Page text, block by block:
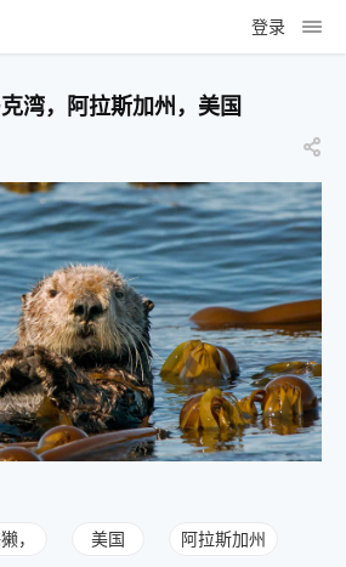
登录
湾，阿拉斯加州，美国
， 美国 阿拉斯加州